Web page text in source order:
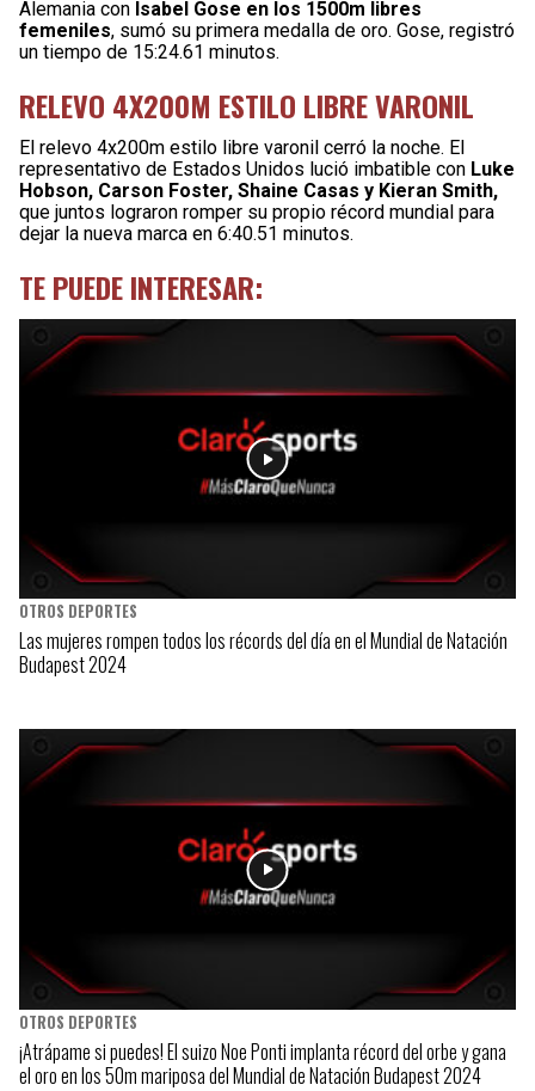
Alemania con Isabel Gose en los 1500m libres
femeniles, sumó su primera medalla de oro. Gose, registró
un tiempo de 15:24.61 minutos.
RELEVO 4X200M ESTILO LIBRE VARONIL
El relevo 4x200m estilo libre varonil cerró la noche. El
representativo de Estados Unidos lució imbatible con Luke
Hobson, Carson Foster, Shaine Casas y Kieran Smith,
que juntos lograron romper su propio récord mundial para
dejar la nueva marca en 6:40.51 minutos.
TE PUEDE INTERESAR:
OTROS DEPORTES
Las mujeres rompen todos los récords del día en el Mundial de Natación
Budapest 2024
OTROS DEPORTES
¡Atrápame si puedes! El suizo Noe Ponti implanta récord del orbe y gana
el oro en los 50m mariposa del Mundial de Natación Budapest 2024